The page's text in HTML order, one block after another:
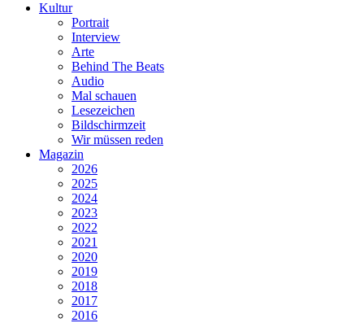
Kultur
Portrait
Interview
Arte
Behind The Beats
Audio
Mal schauen
Lesezeichen
Bildschirmzeit
Wir müssen reden
Magazin
2026
2025
2024
2023
2022
2021
2020
2019
2018
2017
2016